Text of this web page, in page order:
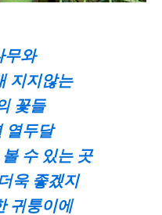
무와
지지않는
꽃들
열두달
수 있는 곳
욱 좋겠지
귀퉁이에